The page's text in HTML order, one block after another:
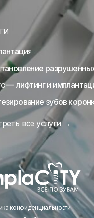
конфиденциальности
— лифтинг и
все услуги →
зубов